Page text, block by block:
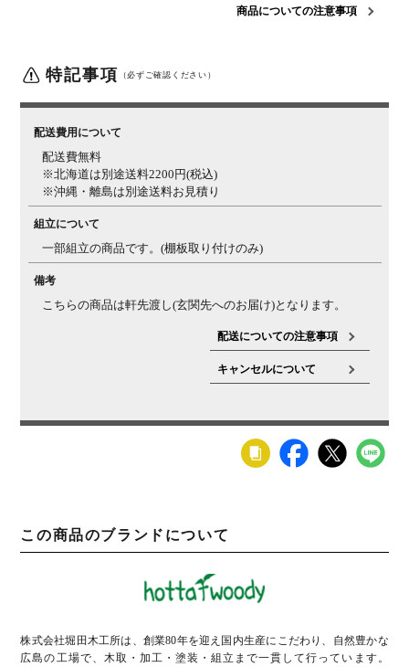
商品についての注意事項
特記事項 （必ずご確認ください）
配送費用について
配送費無料
※北海道は別途送料2200円(税込)
※沖縄・離島は別途送料お見積り
組立について
一部組立の商品です。(棚板取り付けのみ)
備考
こちらの商品は軒先渡し(玄関先へのお届け)となります。
配送についての注意事項
キャンセルについて
この商品のブランドについて
株式会社堀田木工所は、創業80年を迎え国内生産にこだわり、自然豊かな
広島の工場で、木取・加工・塗装・組立まで一貫して行っています。